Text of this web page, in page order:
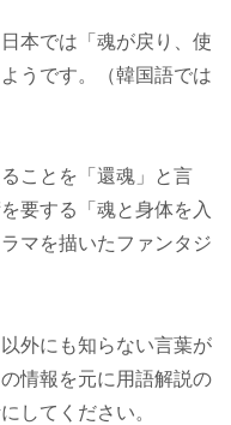
本では「魂が戻り、使
うです。（韓国語では
ことを「還魂」と言
要する「魂と身体を入
マを描いたファンタジ
外にも知らない言葉が
情報を元に用語解説の
してください。